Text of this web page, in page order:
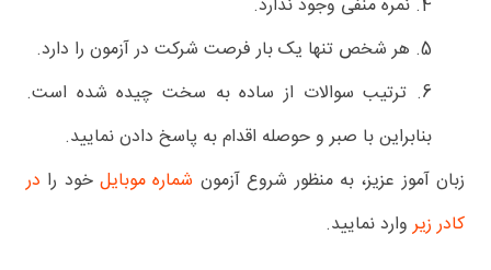
4. نمره منفی وجود ندارد.
5. هر شخص تنها یک بار فرصت شرکت در آزمون را دارد.
6. ترتیب سوالات از ساده به سخت چیده شده است.
بنابراین با صبر و حوصله اقدام به پاسخ دادن نمایید.
زبان آموز عزیز، به منظور شروع آزمون شماره موبایلخود را در
کادر زیروارد نمایید.